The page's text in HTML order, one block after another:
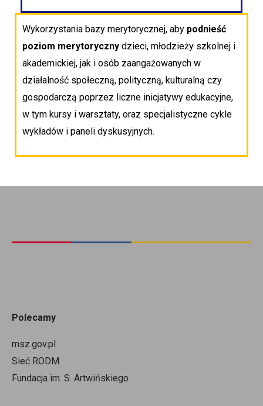
Wykorzystania bazy merytorycznej, aby podnieść
poziom merytoryczny dzieci, młodzieży szkolnej i
akademickiej, jak i osób zaangażowanych w
działalność społeczną, polityczną, kulturalną czy
gospodarczą poprzez liczne inicjatywy edukacyjne,
w tym kursy i warsztaty, oraz specjalistyczne cykle
wykładów i paneli dyskusyjnych.
Polecamy
msz.gov.pl
Sieć RODM
Fundacja im. S. Artwińskiego